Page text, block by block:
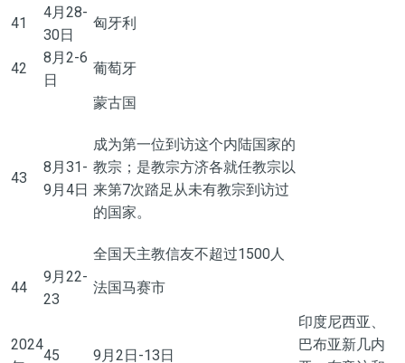
41
4月 28-
30日
匈牙利
42
8月2-6
日
葡萄牙
43
8月31-
9月4日
蒙古国
成为第一位到访这个内陆国家的
教宗；是教宗方济各就任教宗以
来第7次踏足从未有教宗到访过
的国家。
全国天主教信友不超过1500人
44
9月22-
23
法国马赛市
2024
45 9月2日-13日
印度尼西亚、
巴布亚新几内